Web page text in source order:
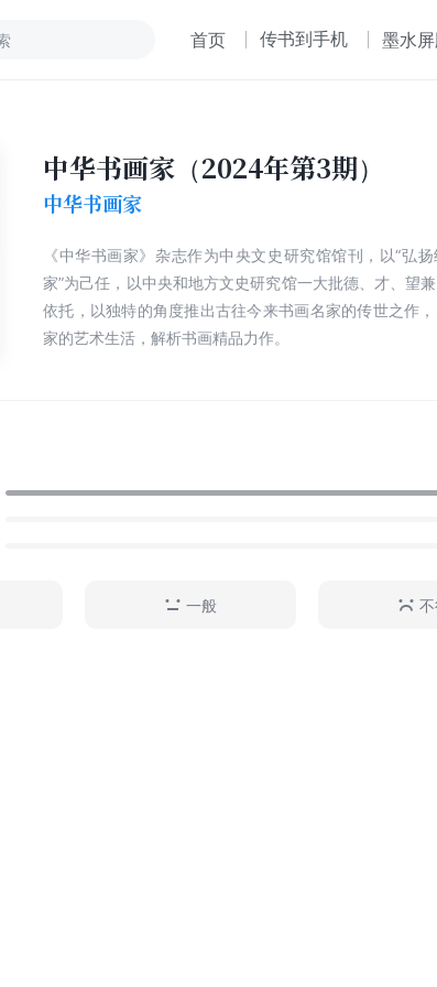
首页 传书到手机 墨水
中华书画家（2024年第3期）
中华书画家
《中华书画家》杂志作为中央文史研究馆馆刊，以“弘
家”为己任，以中央和地方文史研究馆一大批德、才、望
依托，以独特的角度推出古往今来书画名家的传世之作
家的艺术生活，解析书画精品力作。
一般